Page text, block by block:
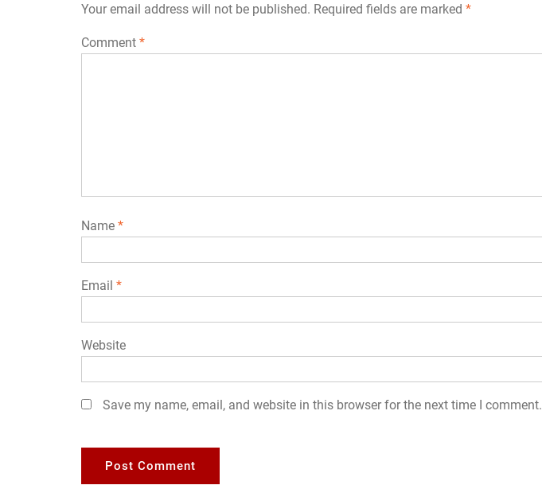
Your email address will not be published. Required fields are marked *
Comment *
Name *
Email *
Website
Save my name, email, and website in this browser for the next time I comment.